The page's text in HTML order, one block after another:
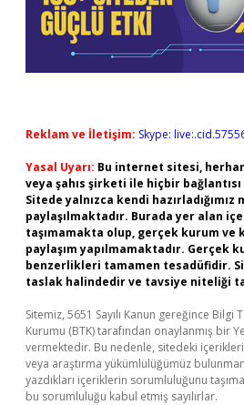
Reklam ve İletişim: Skype:
Yasal Uyarı: Bu internet sitesi,
veya şahıs şirketi ile hiçbir
Sitede yalnızca kendi
paylaşılmaktadır. Burada yer alan
taşımamakta olup, gerçek kurum ve
paylaşım yapılmamaktadır. Gerçek
benzerlikleri tamamen tesadüfidir.
taslak halindedir ve tavsiye niteliği
Sitemiz, 5651 Sayılı Kanun gereğince
Kurumu (BTK) tarafından onaylanmış bir
vermektedir. Bu nedenle, sitedeki
veya araştırma yükümlülüğümüz
yazdıkları içeriklerin sorumluluğunu
bu sorumluluğu kabul etmiş sayılırlar.